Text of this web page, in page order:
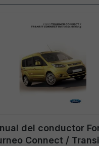
del conductor
Connect /